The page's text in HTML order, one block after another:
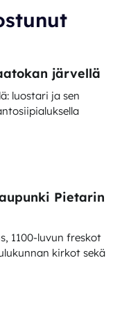
järvellä
luostari ja sen
Pietarin
1100-luvun freskot
kirkot sekä